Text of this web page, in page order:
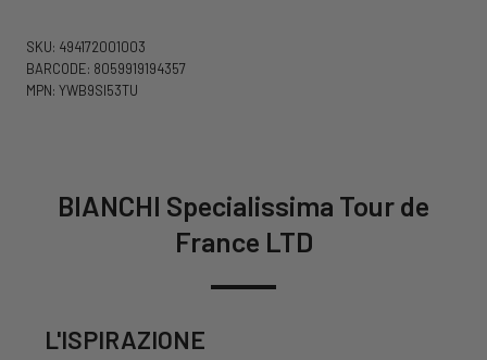
SKU: 494172001003
BARCODE: 8059919194357
MPN: YWB9SI53TU
BIANCHI Specialissima Tour de
France LTD
L'ISPIRAZIONE